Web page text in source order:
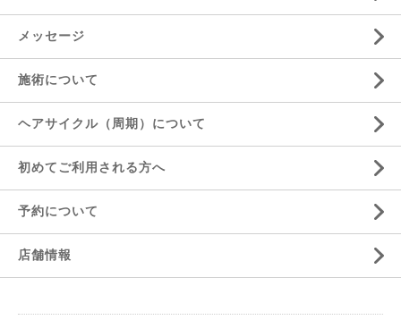
メッセージ
施術について
ヘアサイクル（周期）について
初めてご利用される方へ
予約について
店舗情報